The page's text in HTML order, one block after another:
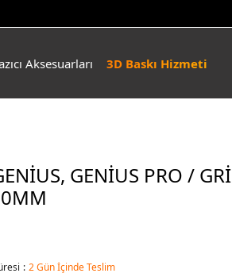
Aksesuarları 3D Baskı Hizmeti
GENIUS PRO /
: 2 Gün İçinde Teslim